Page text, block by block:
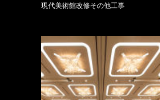
現代美術館改修その他工事